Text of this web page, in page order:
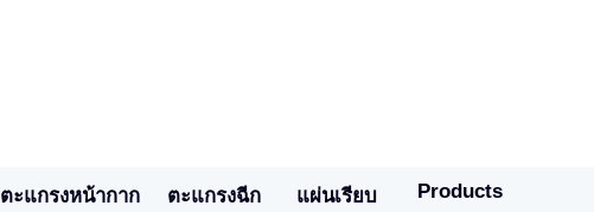
ตะแกรงหน้ากาก
ตะแกรงฉีก แผ่นเรียบ Products